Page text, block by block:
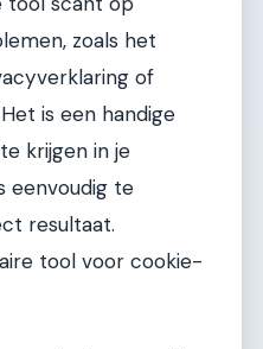
zoals het
of
is een handige
krijgen in je
eenvoudig te
resultaat.
tool voor cookie-